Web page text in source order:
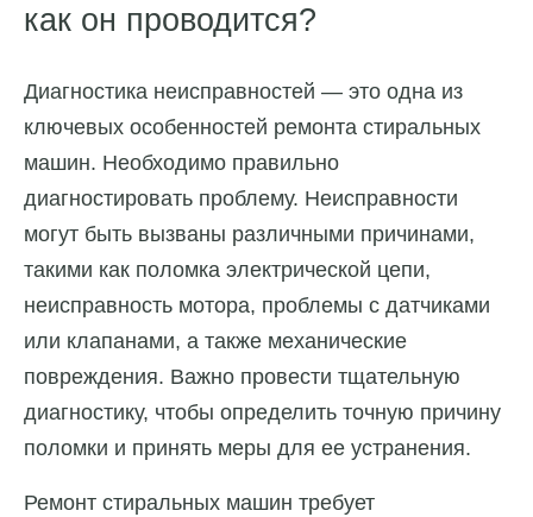
как он проводится?
Диагностика неисправностей — это одна из
ключевых особенностей ремонта стиральных
машин. Необходимо правильно
диагностировать проблему. Неисправности
могут быть вызваны различными причинами,
такими как поломка электрической цепи,
неисправность мотора, проблемы с датчиками
или клапанами, а также механические
повреждения. Важно провести тщательную
диагностику, чтобы определить точную причину
поломки и принять меры для ее устранения.
Ремонт стиральных машин требует